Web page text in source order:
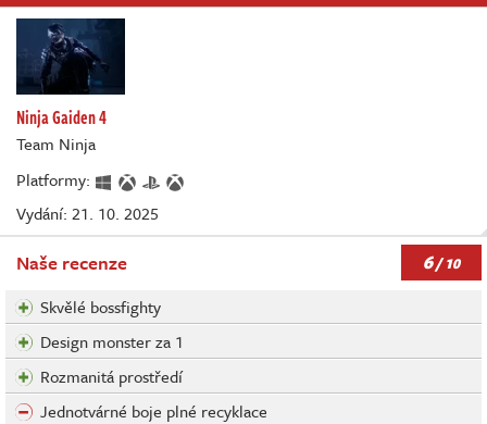
Ninja Gaiden 4
Team Ninja
Platformy:
Vydání: 21. 10. 2025
Naše recenze 6/ 10
Skvělé bossfighty
Design monster za 1
Rozmanitá prostředí
Jednotvárné boje plné recyklace